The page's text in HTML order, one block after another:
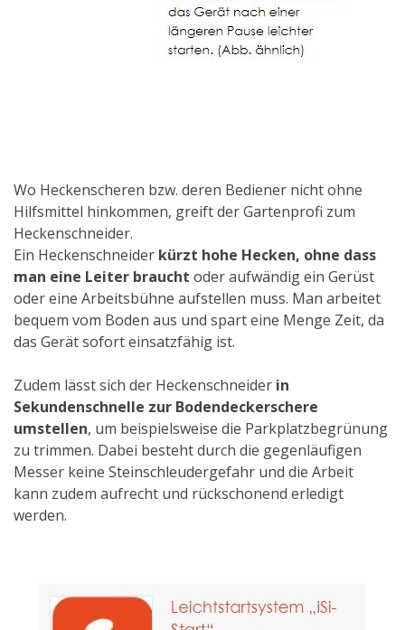
Wo Heckenscheren bzw. deren Bediener nicht ohne
Hilfsmittel hinkommen, greift der Gartenprofi zum
Heckenschneider.
Ein Heckenschneider kürzt hohe Hecken, ohne dass
man eine Leiter braucht oder aufwändig ein Gerüst
oder eine Arbeitsbühne aufstellen muss. Man arbeitet
bequem vom Boden aus und spart eine Menge Zeit, da
das Gerät sofort einsatzfähig ist.
Zudem lässt sich der Heckenschneider in
Sekundenschnelle zur Bodendeckerschere
umstellen, um beispielsweise die Parkplatzbegrünung
zu trimmen. Dabei besteht durch die gegenläufigen
Messer keine Steinschleudergefahr und die Arbeit
kann zudem aufrecht und rückschonend erledigt
werden.